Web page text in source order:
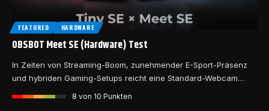
FEATURED HARDWARE
OBSBOT Meet SE (Hardware) Test
In Zeiten von Streaming-Boom, zunehmender E-Sport-Präsenz
und hybriden Gaming-Setups reicht eine Standard-Webcam…
8 von 10 Punkten